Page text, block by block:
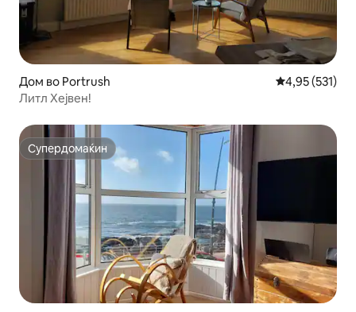
Дом во Portrush Просечна
4,95 (531)
Литл Хејвен!
Супердомаќин
Супердомаќин